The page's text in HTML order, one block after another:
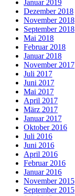
Januar 2019
Dezember 2018
November 2018
September 2018
Mai 2018
Februar 2018
Januar 2018
November 2017
Juli 2017
Juni 2017
Mai 2017
April 2017
März 2017
Januar 2017
Oktober 2016
Juli 2016
Juni 2016
April 2016
Februar 2016
Januar 2016
November 2015
September 2015